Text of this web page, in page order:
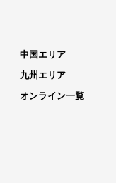
中国エリア
九州エリア
オンライン一覧